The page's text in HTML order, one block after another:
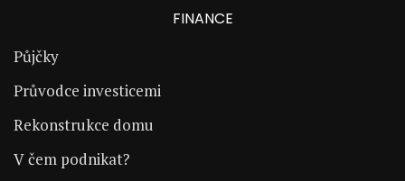
FINANCE
Půjčky
Průvodce investicemi
Rekonstrukce domu
V čem podnikat?